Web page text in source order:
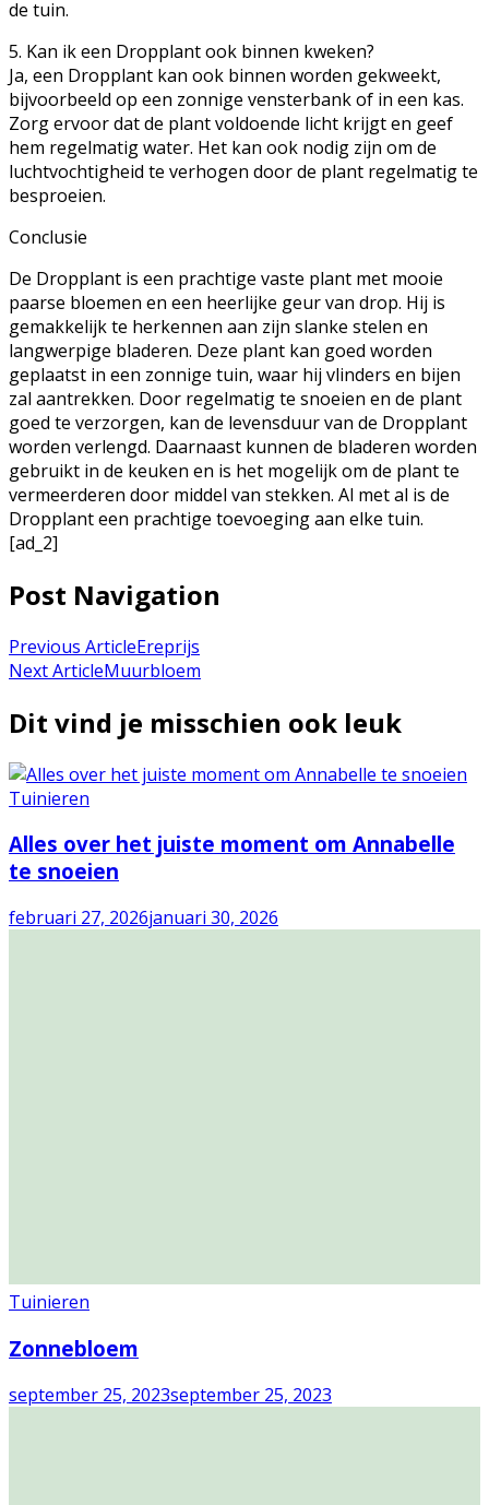
de tuin.
5. Kan ik een Dropplant ook binnen kweken?
Ja, een Dropplant kan ook binnen worden gekweekt,
bijvoorbeeld op een zonnige vensterbank of in een kas.
Zorg ervoor dat de plant voldoende licht krijgt en geef
hem regelmatig water. Het kan ook nodig zijn om de
luchtvochtigheid te verhogen door de plant regelmatig te
besproeien.
Conclusie
De Dropplant is een prachtige vaste plant met mooie
paarse bloemen en een heerlijke geur van drop. Hij is
gemakkelijk te herkennen aan zijn slanke stelen en
langwerpige bladeren. Deze plant kan goed worden
geplaatst in een zonnige tuin, waar hij vlinders en bijen
zal aantrekken. Door regelmatig te snoeien en de plant
goed te verzorgen, kan de levensduur van de Dropplant
worden verlengd. Daarnaast kunnen de bladeren worden
gebruikt in de keuken en is het mogelijk om de plant te
vermeerderen door middel van stekken. Al met al is de
Dropplant een prachtige toevoeging aan elke tuin.
[ad_2]
Post Navigation
Previous ArticleEreprijs
Next ArticleMuurbloem
Dit vind je misschien ook leuk
Tuinieren
Alles over het juiste moment om Annabelle
te snoeien
februari 27, 2026januari 30, 2026
Tuinieren
Zonnebloem
september 25, 2023september 25, 2023